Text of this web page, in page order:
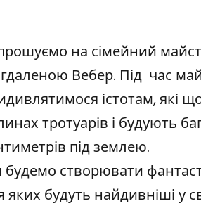
в подвір’ї за галереєю SIC! ми
під ноги – художній
на сімейний
Вебер. Під час
істотам, які
тротуарів і будують
під землею.
створювати
яких будуть найдивніші у